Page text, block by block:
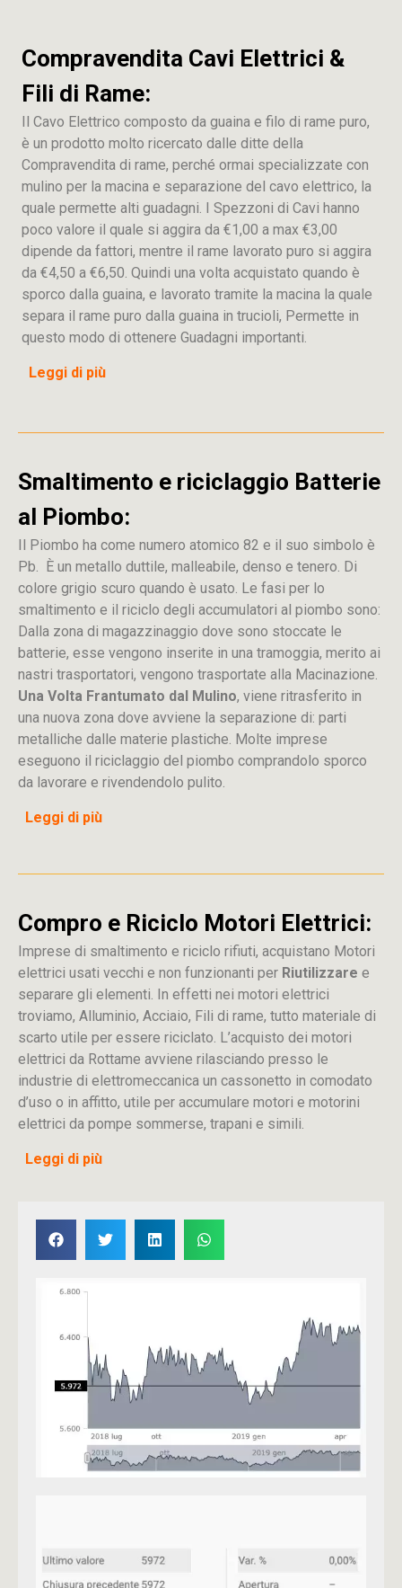
Compravendita Cavi Elettrici &
Fili di Rame:
Il Cavo Elettrico composto da guaina e filo di rame puro,
è un prodotto molto ricercato dalle ditte della
Compravendita di rame, perché ormai specializzate con
mulino per la macina e separazione del cavo elettrico, la
quale permette alti guadagni. I Spezzoni di Cavi hanno
poco valore il quale si aggira da €1,00 a max €3,00
dipende da fattori, mentre il rame lavorato puro si aggira
da €4,50 a €6,50. Quindi una volta acquistato quando è
sporco dalla guaina, e lavorato tramite la macina la quale
separa il rame puro dalla guaina in trucioli, Permette in
questo modo di ottenere Guadagni importanti.
Leggi di più
Smaltimento e riciclaggio Batterie
al Piombo:
Il Piombo ha come numero atomico 82 e il suo simbolo è
Pb. È un metallo duttile, malleabile, denso e tenero. Di
colore grigio scuro quando è usato. Le fasi per lo
smaltimento e il riciclo degli accumulatori al piombo sono:
Dalla zona di magazzinaggio dove sono stoccate le
batterie, esse vengono inserite in una tramoggia, merito ai
nastri trasportatori, vengono trasportate alla Macinazione.
Una Volta Frantumato dal Mulino, viene ritrasferito in
una nuova zona dove avviene la separazione di: parti
metalliche dalle materie plastiche. Molte imprese
eseguono il riciclaggio del piombo comprandolo sporco
da lavorare e rivendendolo pulito.
Leggi di più
Compro e Riciclo Motori Elettrici:
Imprese di smaltimento e riciclo rifiuti, acquistano Motori
elettrici usati vecchi e non funzionanti per Riutilizzare e
separare gli elementi. In effetti nei motori elettrici
troviamo, Alluminio, Acciaio, Fili di rame, tutto materiale di
scarto utile per essere riciclato. L’acquisto dei motori
elettrici da Rottame avviene rilasciando presso le
industrie di elettromeccanica un cassonetto in comodato
d’uso o in affitto, utile per accumulare motori e motorini
elettrici da pompe sommerse, trapani e simili.
Leggi di più